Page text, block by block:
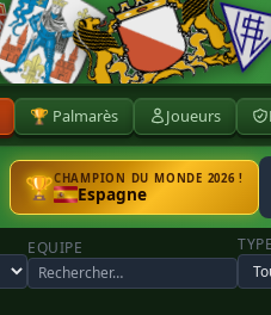
🏆 Palmarès Joueurs
🏆CHAMPION DU MONDE 2026 !
Espagne
EQUIPE TYPE